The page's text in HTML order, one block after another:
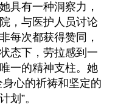
具有一种洞察力，
，与医护人员讨论
每次都获得赞同，
态下，劳拉感到一
一的精神支柱。她
心的祈祷和坚定的
划”。